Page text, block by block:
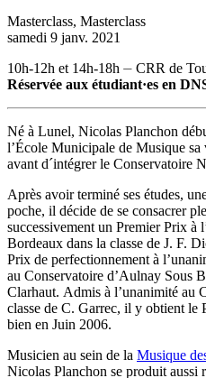
Masterclass, Masterclass
samedi 9 janv. 2021
10h-12h et 14h-18h ⏤ CRR de
Réservée aux étudiant·es en
Né à Lunel, Nicolas Planchon
l’École Municipale de Musique
avant d´intégrer le Conservatoire
Après avoir terminé ses études,
poche, il décide de se consacrer
successivement un Premier Prix à
Bordeaux dans la classe de J. F.
Prix de perfectionnement à
au Conservatoire d’Aulnay Sous
Clarhaut. Admis à l’unanimité au
classe de C. Garrec, il y obtient le
bien en Juin 2006.
Musicien au sein de la Musique
Nicolas Planchon se produit aussi